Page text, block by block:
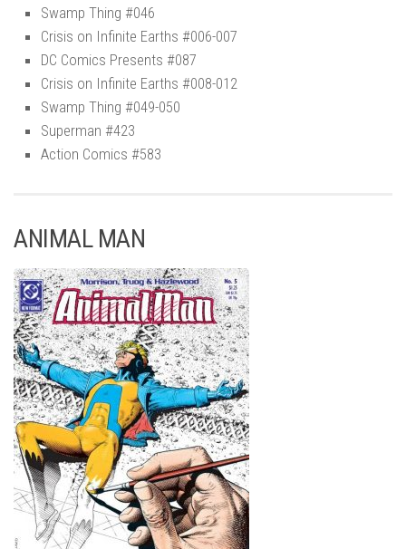
Swamp Thing #046
Crisis on Infinite Earths #006-007
DC Comics Presents #087
Crisis on Infinite Earths #008-012
Swamp Thing #049-050
Superman #423
Action Comics #583
ANIMAL MAN